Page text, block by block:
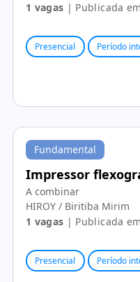
1 vagas | Publicada
Presencial Período
Fundamental
Impressor
A combinar
HIROY / Biritiba Mirim
1 vagas | Publicada
Presencial Período